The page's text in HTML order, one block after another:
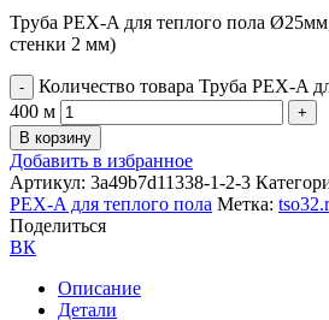
Труба PEX-A для теплого пола
стенки 2 мм)
Количество товара Труба PEX-A
400 м
В корзину
Добавить в избранное
Артикул: 3a49b7d11338-1-2-3
PEX-A для теплого пола Метка:
Поделиться
ВК
Описание
Детали